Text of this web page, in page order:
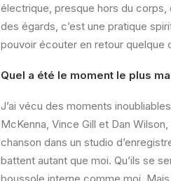
électrique, presque hors du
des égards, c’est une pratique
pouvoir écouter en retour quelque
Quel a été le moment le plus
J’ai vécu des moments
McKenna, Vince Gill et Dan
chanson dans un studio
battent autant que moi. Qu’ils se